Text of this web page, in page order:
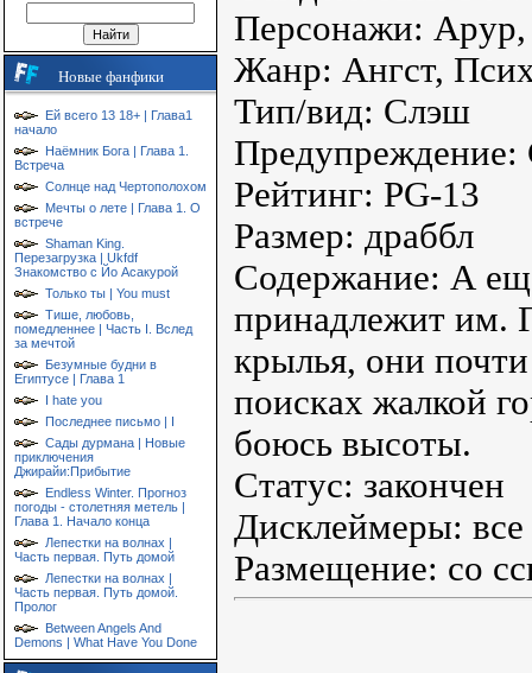
Новые фанфики
Ей всего 13 18+ | Глава1
начало
Наёмник Бога | Глава 1.
Встреча
Солнце над Чертополохом
Мечты о лете | Глава 1. О
встрече
Shaman King.
Перезагрузка | Ukfdf
Знакомство с Йо Асакурой
Только ты | You must
Тише, любовь,
помедленнее | Часть I. Вслед
за мечтой
Безумные будни в
Египтусе | Глава 1
I hate you
Последнее письмо | I
Сады дурмана | Новые
приключения
Джирайи:Прибытие
Endless Winter. Прогноз
погоды - столетняя метель |
Глава 1. Начало конца
Лепестки на волнах |
Часть первая. Путь домой
Лепестки на волнах |
Часть первая. Путь домой.
Пролог
Between Angels And
Demons | What Have You Done
Персонажи:
Жанр: Ангст,
Тип/вид: Cлэш
Предупреждение:
Рейтинг: PG-13
Размер: драббл
Содержание: А
принадлежит им.
крылья, они
поисках жалкой
боюсь высоты.
Статус: закончен
Дисклеймеры:
Размещение: со